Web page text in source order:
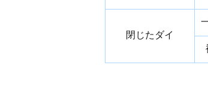
閉じたダイ